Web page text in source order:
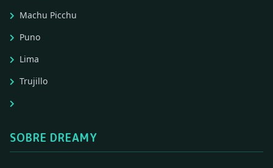
Machu Picchu
Puno
Lima
Trujillo
SOBRE DREAMY